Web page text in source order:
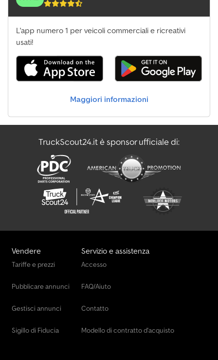
L'app numero 1 per veicoli commerciali e ricreativi
usati!
Maggiori informazioni
TruckScout24.it è sponsor ufficiale di:
Vendere
Tariffe e prezzi
Pubblicare annunci
Gestisci annunci
Sigillo di Fiducia
Servizio e assistenza
Accesso
FAQ/Aiuto
Contatto
Modello di contratto d'acquisto